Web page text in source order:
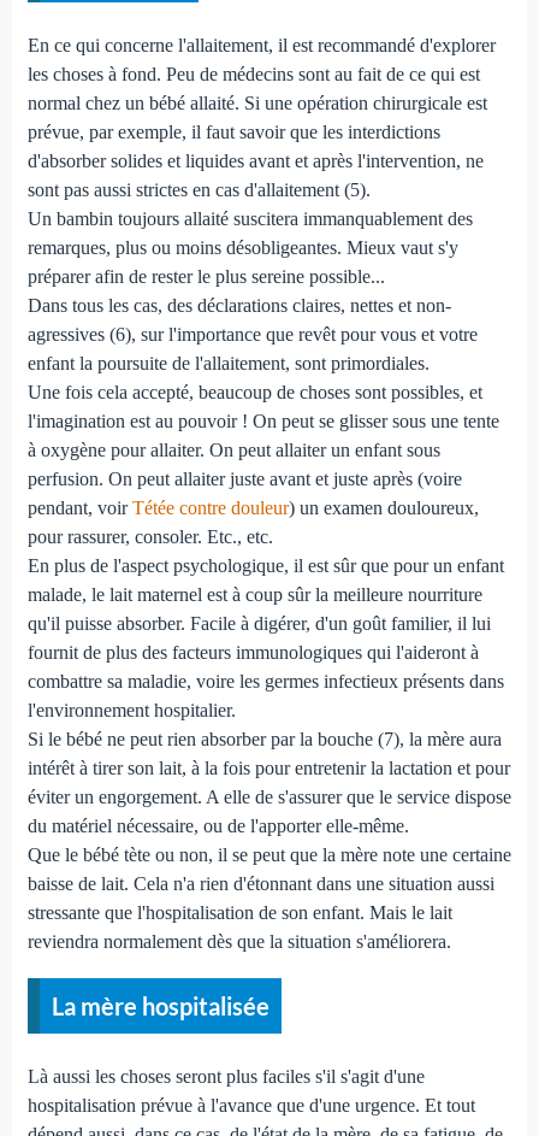
En ce qui concerne l'allaitement, il est recommandé d'explorer
les choses à fond. Peu de médecins sont au fait de ce qui est
normal chez un bébé allaité. Si une opération chirurgicale est
prévue, par exemple, il faut savoir que les interdictions
d'absorber solides et liquides avant et après l'intervention, ne
sont pas aussi strictes en cas d'allaitement (5).
Un bambin toujours allaité suscitera immanquablement des
remarques, plus ou moins désobligeantes. Mieux vaut s'y
préparer afin de rester le plus sereine possible...
Dans tous les cas, des déclarations claires, nettes et non-
agressives (6), sur l'importance que revêt pour vous et votre
enfant la poursuite de l'allaitement, sont primordiales.
Une fois cela accepté, beaucoup de choses sont possibles, et
l'imagination est au pouvoir ! On peut se glisser sous une tente
à oxygène pour allaiter. On peut allaiter un enfant sous
perfusion. On peut allaiter juste avant et juste après (voire
pendant, voirTétée contre douleur) un examen douloureux,
pour rassurer, consoler. Etc., etc.
En plus de l'aspect psychologique, il est sûr que pour un enfant
malade, le lait maternel est à coup sûr la meilleure nourriture
qu'il puisse absorber. Facile à digérer, d'un goût familier, il lui
fournit de plus des facteurs immunologiques qui l'aideront à
combattre sa maladie, voire les germes infectieux présents dans
l'environnement hospitalier.
Si le bébé ne peut rien absorber par la bouche (7), la mère aura
intérêt à tirer son lait, à la fois pour entretenir la lactation et pour
éviter un engorgement. A elle de s'assurer que le service dispose
du matériel nécessaire, ou de l'apporter elle-même.
Que le bébé tète ou non, il se peut que la mère note une certaine
baisse de lait. Cela n'a rien d'étonnant dans une situation aussi
stressante que l'hospitalisation de son enfant. Mais le lait
reviendra normalement dès que la situation s'améliorera.
La mère hospitalisée
Là aussi les choses seront plus faciles s'il s'agit d'une
hospitalisation prévue à l'avance que d'une urgence. Et tout